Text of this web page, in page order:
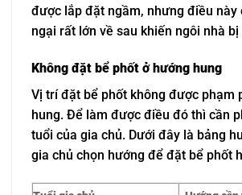
được lắp đặt ngầm, nhưng điều này
ngại rất lớn về sau khiến ngôi nhà
Không đặt bể phốt ở hướng hung
Vị trí đặt bể phốt không được phạm
hung. Để làm được điều đó thì cần
tuổi của gia chủ. Dưới đây là bảng
gia chủ chọn hướng để đặt bể phốt